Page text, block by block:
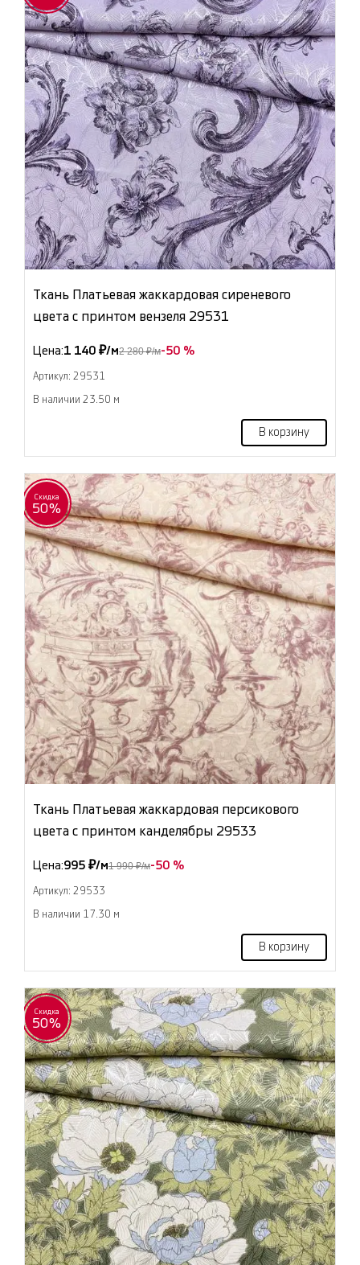
Ткань Платьевая жаккардовая сиреневого
цвета с принтом вензеля 29531
Цена:1 140 ₽/м2 280 ₽/м-50 %
Артикул: 29531
В наличии 23.50 м
В корзину
Скидка
50%
Ткань Платьевая жаккардовая персикового
цвета с принтом канделябры 29533
Цена:995 ₽/м1 990 ₽/м-50 %
Артикул: 29533
В наличии 17.30 м
В корзину
Скидка
50%